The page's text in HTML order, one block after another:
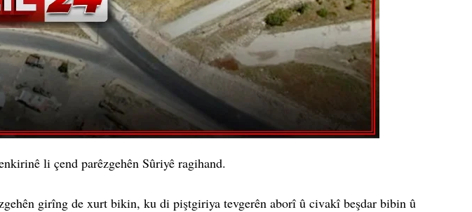
li çend parêzgehên Sûriyê ragihand.
girîng de xurt bikin, ku di piştgiriya tevgerên aborî û civakî beşdar bibin û